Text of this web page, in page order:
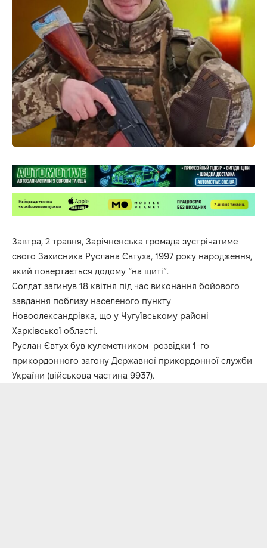
Завтра, 2 травня, Зарічненська громада зустрічатиме
свого Захисника Руслана Євтуха, 1997 року народження,
який повертається додому “на щиті”.
Солдат загинув 18 квітня під час виконання бойового
завдання поблизу населеного пункту
Новоолександрівка, що у Чугуївському районі
Харківської області.
Руслан Євтух був кулеметником розвідки 1-го
прикордонного загону Державної прикордонної служби
України (військова частина 9937).